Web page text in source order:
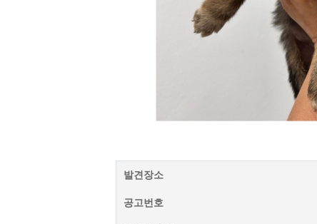
발견장소
공고번호